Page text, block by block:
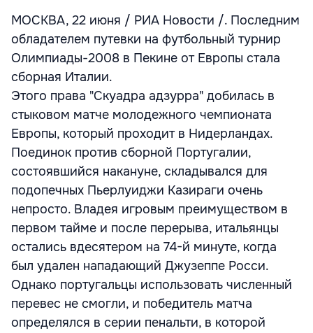
МОСКВА, 22 июня / РИА Новости /. Последним
обладателем путевки на футбольный турнир
Олимпиады-2008 в Пекине от Европы стала
сборная Италии.
Этого права "Скуадра адзурра" добилась в
стыковом матче молодежного чемпионата
Европы, который проходит в Нидерландах.
Поединок против сборной Португалии,
состоявшийся накануне, складывался для
подопечных Пьерлуиджи Казираги очень
непросто. Владея игровым преимуществом в
первом тайме и после перерыва, итальянцы
остались вдесятером на 74-й минуте, когда
был удален нападающий Джузеппе Росси.
Однако португальцы использовать численный
перевес не смогли, и победитель матча
определялся в серии пенальти, в которой